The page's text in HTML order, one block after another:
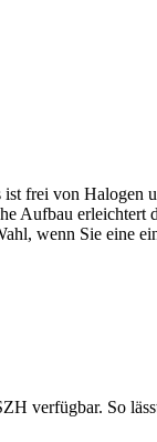
von Halogen
wenn Sie eine
So